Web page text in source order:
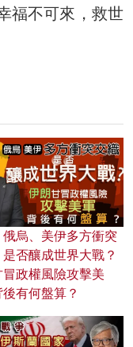
福不可來，救世
烏、美伊多方衝突
否釀成世界大戰？
政權風險攻擊美
有何盤算？